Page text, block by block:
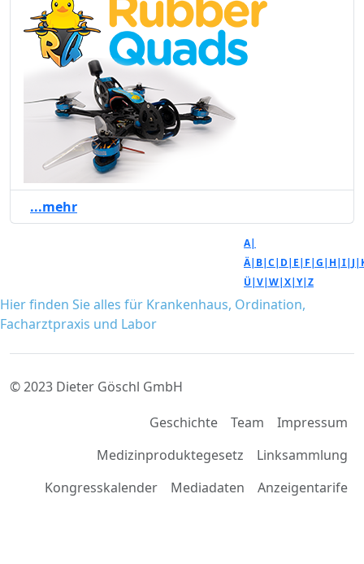
...mehr
A|
Ä| B|C| D| E| F|G| H|I| J|
Ü|V|W|X|Y|Z
Hier finden Sie alles für Krankenhaus, Ordination,
Facharztpraxis und Labor
© 2023 Dieter Göschl GmbH
Geschichte
Team
Impressum
Medizinproduktegesetz
Linksammlung
Kongresskalender
Mediadaten Anzeigentarife